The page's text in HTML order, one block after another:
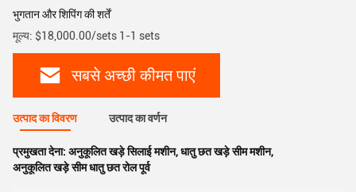
भुगतान और शिपिंग की शर्तें
मूल्य: $18,000.00/sets 1-1 sets
सबसे अच्छी कीमत पाएं
उत्पाद का विवरण उत्पाद का वर्णन
प्रमुखता देना: अनुकूलित खड़े सिलाई मशीन,धातु छत खड़े सीम मशीन,
अनुकूलित खड़े सीम धातु छत रोल पूर्व